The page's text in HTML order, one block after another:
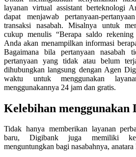
layanan virtual assistant berteknologi
dapat menjawab pertanyaan-
transaksi nasabah. Misalnya untuk
cukup menulis “Berapa saldo rekening
Anda akan menampilkan informasi
Bagaimana bila pertanyaan nasabah
pertanyaan yang tidak atau belum
dihubungkan langsung dengan Agen
waktu untuk menggunakan
menggunakannya 24 jam dan gratis.
Kelebihan menggunakan
Tidak hanya memberikan layanan
baru, Digibank juga memiliki
menguntungkan bagi nasabahnya, anatara